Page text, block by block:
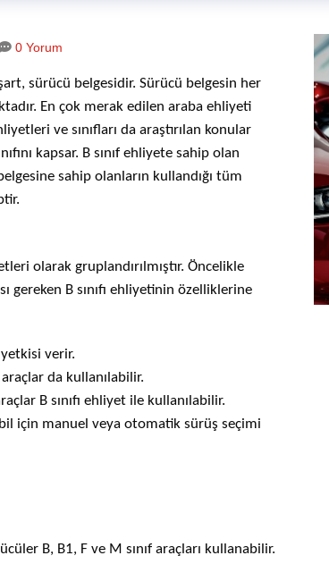
0 Yorum
sürücü belgesidir. Sürücü belgesin her
En çok merak edilen araba ehliyeti
ve sınıfları da araştırılan konular
kapsar. B sınıf ehliyete sahip olan
sahip olanların kullandığı tüm
olarak gruplandırılmıştır. Öncelikle
B sınıfı ehliyetinin özelliklerine
verir.
araçlar da kullanılabilir.
B sınıfı ehliyet ile kullanılabilir.
için manuel veya otomatik sürüş seçimi
B, B1, F ve M sınıf araçları kullanabilir.